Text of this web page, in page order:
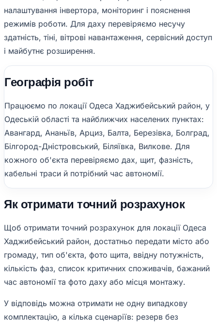
налаштування інвертора, моніторинг і пояснення
режимів роботи. Для даху перевіряємо несучу
здатність, тіні, вітрові навантаження, сервісний доступ
і майбутнє розширення.
Географія робіт
Працюємо по локації Одеса Хаджибейський район, у
Одеській області та найближчих населених пунктах:
Авангард, Ананьїв, Арциз, Балта, Березівка, Болград,
Білгород-Дністровський, Біляївка, Вилкове. Для
кожного об'єкта перевіряємо дах, щит, фазність,
кабельні траси й потрібний час автономії.
Як отримати точний розрахунок
Щоб отримати точний розрахунок для локації Одеса
Хаджибейський район, достатньо передати місто або
громаду, тип об'єкта, фото щита, ввідну потужність,
кількість фаз, список критичних споживачів, бажаний
час автономії та фото даху або місця монтажу.
У відповідь можна отримати не одну випадкову
комплектацію, а кілька сценаріїв: резерв без